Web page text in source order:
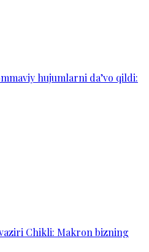
hujumlarni da’vo qildi:
Chikli: Makron bizning